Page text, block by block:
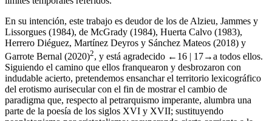
En su intención, este trabajo es deudor de los de Alzieu, Jammes y
Lissorgues (1984), de McGrady (1984), Huerta Calvo (1983),
Herrero Diéguez, Martínez Deyros y Sánchez Mateos (2018) y
Garrote Bernal (2020)2, y está agradecido ←16 | 17→a todos ellos.
Siguiendo el camino que ellos franquearon y desbrozaron con
indudable acierto, pretendemos ensanchar el territorio lexicográfico
del erotismo aurisecular con el fin de mostrar el cambio de
paradigma que, respecto al petrarquismo imperante, alumbra una
parte de la poesía de los siglos XVI y XVII; sustituyendo